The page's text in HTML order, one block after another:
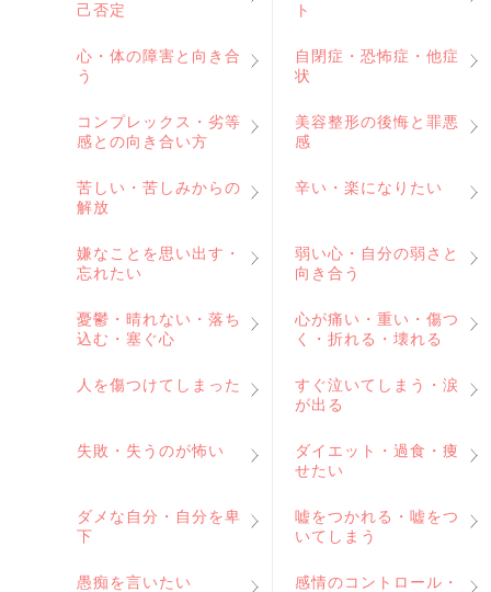
己否定
ト
心・体の障害と向き合
う
自閉症・恐怖症・他症
状
コンプレックス・劣等
感との向き合い方
美容整形の後悔と罪悪
感
苦しい・苦しみからの
解放
辛い・楽になりたい
嫌なことを思い出す・
忘れたい
弱い心・自分の弱さと
向き合う
憂鬱・晴れない・落ち
込む・塞ぐ心
心が痛い・重い・傷つ
く・折れる・壊れる
人を傷つけてしまった
すぐ泣いてしまう・涙
が出る
失敗・失うのが怖い
ダイエット・過食・痩
せたい
ダメな自分・自分を卑
下
嘘をつかれる・嘘をつ
いてしまう
愚痴を言いたい
感情のコントロール・